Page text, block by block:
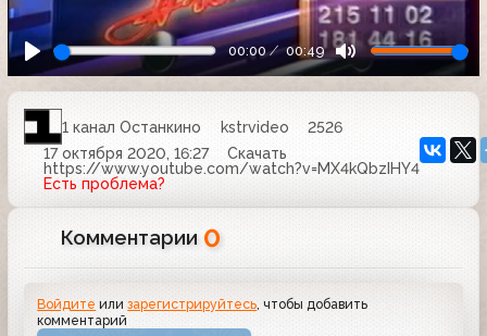
00:00 00:49
1 канал Останкино kstrvideo
2526
17 октября 2020, 16:27
Скачать
https://www.youtube.com/watch?v=MX4kQbzIHY4
Есть проблема?
Комментарии 0
Войдите илизарегистрируйтесь, чтобы добавить
комментарий